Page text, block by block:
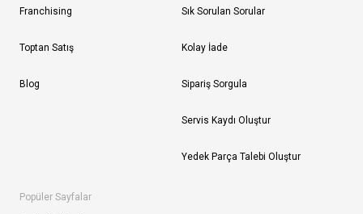
Franchising
Toptan Satış
Blog
Sık Sorulan Sorular
Kolay İade
Sipariş Sorgula
Servis Kaydı Oluştur
Yedek Parça Talebi Oluştur
Popüler Sayfalar